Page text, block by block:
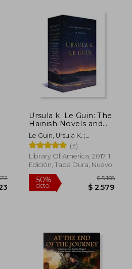
Ursula k. Le Guin: The
Hainish Novels and
Stories: A Library of
America Boxed set
(en Inglés)
Le Guin, Ursula K. ;
Attebery, Brian
(3)
Library Of America, 2017, 1
Edición, Tapa Dura, Nuevo